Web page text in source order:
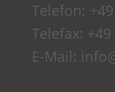
Telefon:
Telefax: +49
E-Mail: